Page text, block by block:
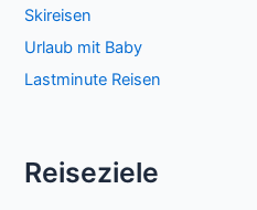
Skireisen
Urlaub mit Baby
Lastminute Reisen
Reiseziele